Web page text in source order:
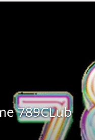
789CLub